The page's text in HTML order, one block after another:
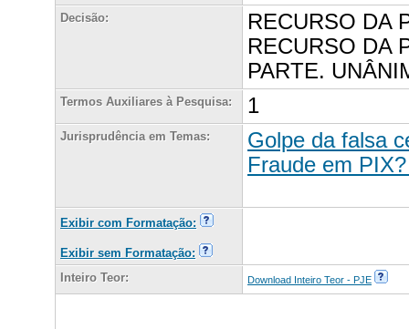
Decisão:
RECURSO DA
RECURSO DA
PARTE.
Termos Auxiliares à Pesquisa: 1
Jurisprudência em Temas:
Golpe da falsa
Fraude em
Exibir com Formatação:
Exibir sem Formatação:
Inteiro Teor:
Download Inteiro Teor - PJE